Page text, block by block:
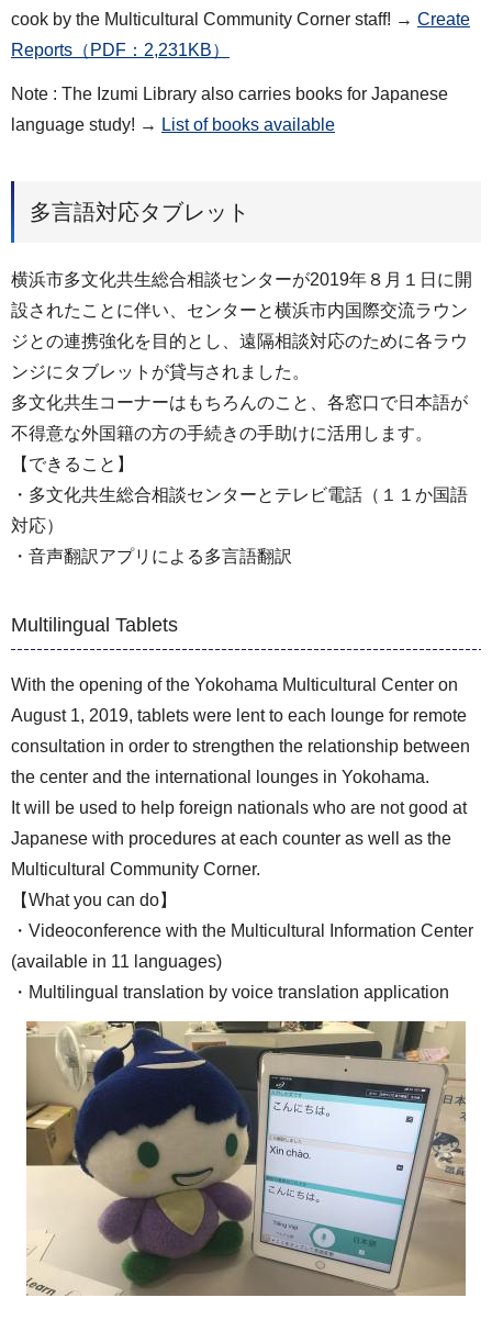
cook by the Multicultural Community Corner staff! → Create
Reports（PDF：2,231KB）
Note : The Izumi Library also carries books for Japanese
language study! → List of books available
多言語対応タブレット
横浜市多文化共生総合相談センターが2019年８月１日に開
設されたことに伴い、センターと横浜市内国際交流ラウン
ジとの連携強化を目的とし、遠隔相談対応のために各ラウ
ンジにタブレットが貸与されました。
多文化共生コーナーはもちろんのこと、各窓口で日本語が
不得意な外国籍の方の手続きの手助けに活用します。
【できること】
・多文化共生総合相談センターとテレビ電話（１１か国語
対応）
・音声翻訳アプリによる多言語翻訳
Multilingual Tablets
With the opening of the Yokohama Multicultural Center on
August 1, 2019, tablets were lent to each lounge for remote
consultation in order to strengthen the relationship between
the center and the international lounges in Yokohama.
It will be used to help foreign nationals who are not good at
Japanese with procedures at each counter as well as the
Multicultural Community Corner.
【What you can do】
・Videoconference with the Multicultural Information Center
(available in 11 languages)
・Multilingual translation by voice translation application